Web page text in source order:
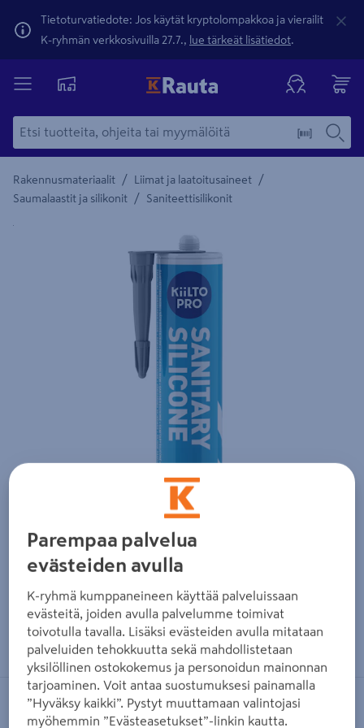
Tietoturvatiedote: Jos käytät kryptolompakkoa ja vierailit
K-ryhmän verkkosivuilla 27.7., lue tärkeät lisätiedot.
Rakennusmateriaalit / Liimat ja laatoitusaineet /
Saumalaastit ja silikonit / Saniteettisilikonit
Yksityiskohtainen kuvaus löytyy Tuotteen kuvaus -
Zoomaa kuvaa sormilla kosketusnäytöllä
KIILTO PRO
Parempaa palvelua
evästeiden avulla
K-ryhmä kumppaneineen käyttää palveluissaan
evästeitä, joiden avulla palvelumme toimivat
toivotulla tavalla. Lisäksi evästeiden avulla mitataan
palveluiden tehokkuutta sekä mahdollistetaan
yksilöllinen ostokokemus ja personoidun mainonnan
tarjoaminen. Voit antaa suostumuksesi painamalla
”Hyväksy kaikki”. Pystyt muuttamaan valintojasi
myöhemmin ”Evästeasetukset”-linkin kautta.